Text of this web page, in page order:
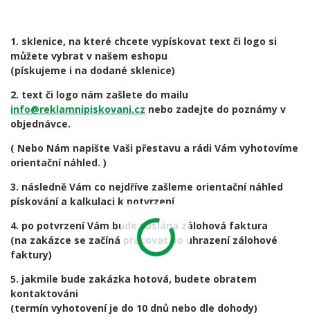
1. sklenice, na které chcete vypískovat text či logo si
můžete vybrat v našem eshopu
(pískujeme i na dodané sklenice)
2. text či logo nám zašlete do mailu
info@reklamnipiskovani.cz nebo zadejte do poznámy v
objednávce.
( Nebo Nám napište Vaši přestavu a rádi Vám vyhotovíme
orientační náhled. )
3. následně Vám co nejdříve zašleme orientační náhled
pískování a kalkulaci k potvrzení
4. po potvrzení Vám bude zaslána zálohová faktura
(na zakázce se začíná pracovat po uhrazení zálohové
faktury)
5. jakmile bude zakázka hotová, budete obratem
kontaktováni
(termín vyhotovení je do 10 dnů nebo dle dohody)